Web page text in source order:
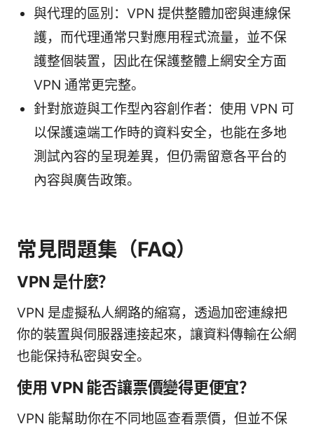
與代理的區別：VPN 提供整體加密與連線保
護，而代理通常只對應用程式流量，並不保
護整個裝置，因此在保護整體上網安全方面
VPN 通常更完整。
針對旅遊與工作型內容創作者：使用 VPN 可
以保護遠端工作時的資料安全，也能在多地
測試內容的呈現差異，但仍需留意各平台的
內容與廣告政策。
常見問題集（FAQ）
VPN 是什麼？
VPN 是虛擬私人網路的縮寫，透過加密連線把
你的裝置與伺服器連接起來，讓資料傳輸在公網
也能保持私密與安全。
使用 VPN 能否讓票價變得更便宜？
VPN 能幫助你在不同地區查看票價，但並不保